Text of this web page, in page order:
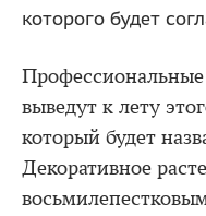
которого будет
выведут к лету
который будет
Декоративное